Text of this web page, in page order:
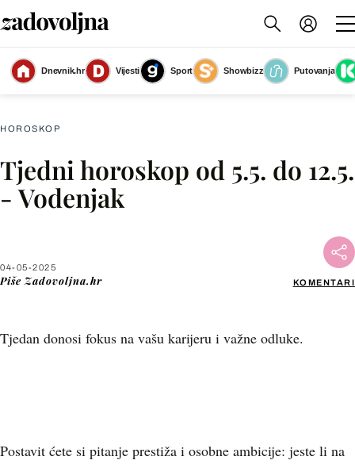
Dnevnik.hr Vijesti Sport Showbizz
Putovanja
Vodenjak
(Foto: Zadovoljna.hr)
HOROSKOP
Tjedni horoskop od 5.5. do 12.5.
- Vodenjak
04-05-2025
Piše Zadovoljna.hr KOMENTARI
Tjedan donosi fokus na vašu karijeru i važne odluke.
Facebook
Postavit ćete si pitanje prestiža i osobne ambicije: jeste li na